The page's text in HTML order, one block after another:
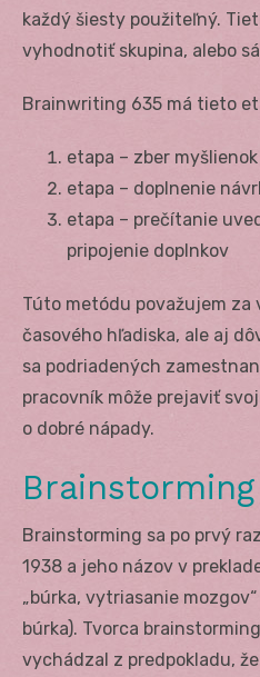
každý šiesty použiteľný.
vyhodnotiť skupina, alebo
Brainwriting 635 má tieto
etapa – zber
etapa – doplnenie
etapa – prečítanie
pripojenie doplnkov
Túto metódu považujem za
časového hľadiska, ale aj
sa podriadených
pracovník môže prejaviť
o dobré nápady.
Brainstorming
Brainstorming sa po prvý
1938 a jeho názov v
„búrka, vytriasanie
búrka). Tvorca
vychádzal z predpokladu,